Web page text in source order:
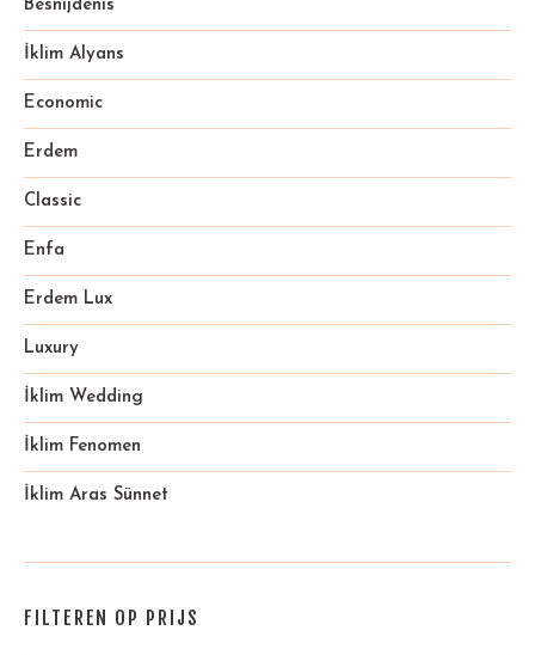
Besnijdenis
İklim Alyans
Economic
Erdem
Classic
Enfa
Erdem Lux
Luxury
İklim Wedding
İklim Fenomen
İklim Aras Sünnet
FILTEREN OP PRIJS